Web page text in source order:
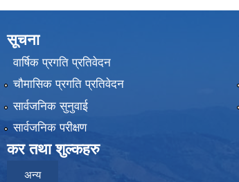
सूचना
वार्षिक प्रगति प्रतिवेदन
चौमासिक प्रगति प्रतिवेदन
सार्वजनिक सुनुवाई
सार्वजनिक परीक्षण
कर तथा शुल्कहरु
अन्य